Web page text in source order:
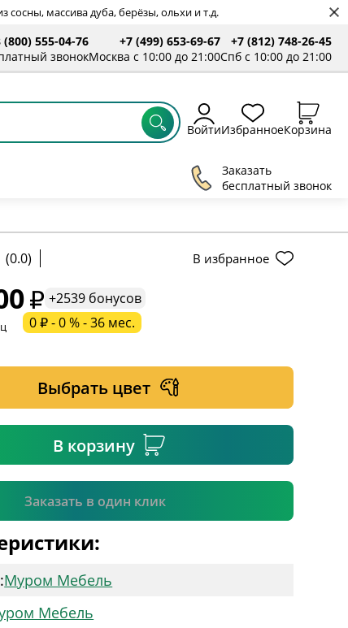
массива дуба, берёзы, ольхи и т.д.
(800) 555-04-76
звонок
+7 (499) 653-69-67
Москва с 10:00 до 21:00
+7 (812) 748-26-45
Спб с 10:00 до 21:00
ВойтиИзбранноеКорзина
Заказать
бесплатный звонок
(0.0) В избранное
+2539 бонусов
0 ₽ - 0 % - 36 мес.
Выбрать цвет
В корзину
Заказать в один клик
поле
поле
Подтвердить
Муром Мебель
Мебель